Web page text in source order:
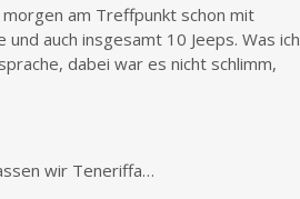
am Treffpunkt schon mit
auch insgesamt 10 Jeeps. Was ich
dabei war es nicht schlimm,
wir Teneriffa…